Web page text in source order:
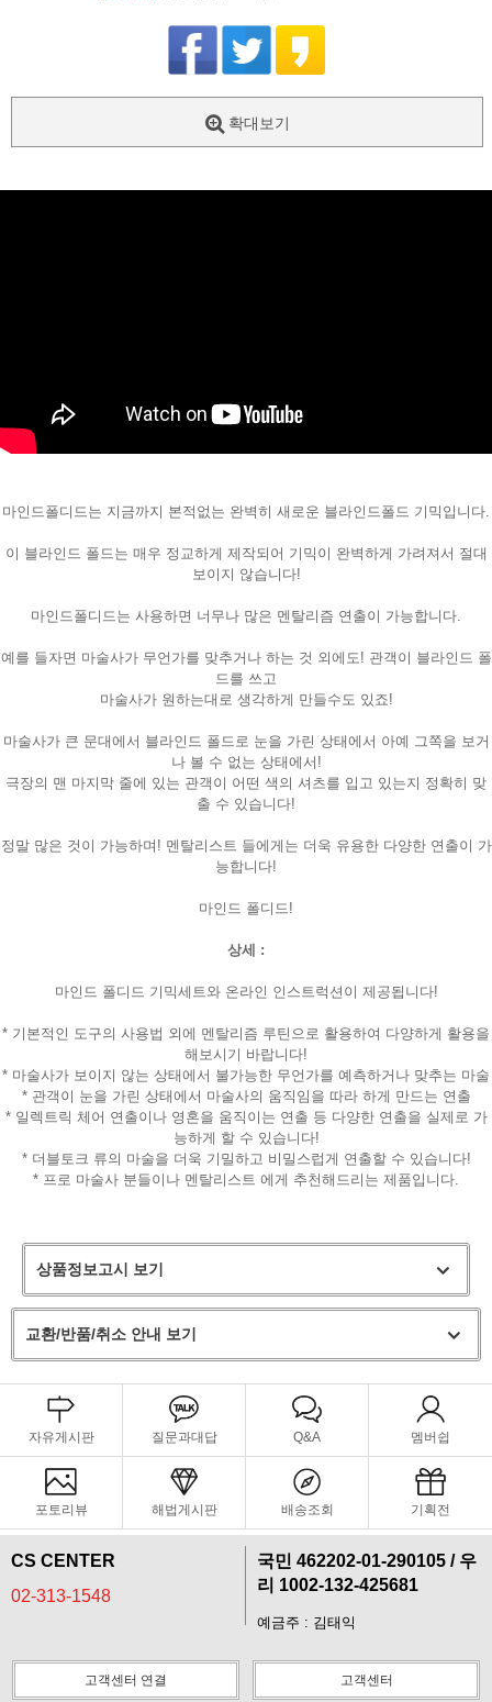
구매
확대보기
마인드폴디드는 지금까지 본적없는 완벽히 새로운 블라인드폴드 기믹입니다.
이 블라인드 폴드는 매우 정교하게 제작되어 기믹이 완벽하게 가려져서 절대
보이지 않습니다!
마인드폴디드는 사용하면 너무나 많은 멘탈리즘 연출이 가능합니다.
예를 들자면 마술사가 무언가를 맞추거나 하는 것 외에도! 관객이 블라인드 폴
드를 쓰고
마술사가 원하는대로 생각하게 만들수도 있죠!
마술사가 큰 문대에서 블라인드 폴드로 눈을 가린 상태에서 아예 그쪽을 보거
나 볼 수 없는 상태에서!
극장의 맨 마지막 줄에 있는 관객이 어떤 색의 셔츠를 입고 있는지 정확히 맞
출 수 있습니다!
정말 많은 것이 가능하며! 멘탈리스트 들에게는 더욱 유용한 다양한 연출이 가
능합니다!
마인드 폴디드!
상세 :
마인드 폴디드 기믹세트와 온라인 인스트럭션이 제공됩니다!
* 기본적인 도구의 사용법 외에 멘탈리즘 루틴으로 활용하여 다양하게 활용을
해보시기 바랍니다!
* 마술사가 보이지 않는 상태에서 불가능한 무언가를 예측하거나 맞추는 마술
* 관객이 눈을 가린 상태에서 마술사의 움직임을 따라 하게 만드는 연출
* 일렉트릭 체어 연출이나 영혼을 움직이는 연출 등 다양한 연출을 실제로 가
능하게 할 수 있습니다!
* 더블토크 류의 마술을 더욱 기밀하고 비밀스럽게 연출할 수 있습니다!
* 프로 마술사 분들이나 멘탈리스트 에게 추천해드리는 제품입니다.
상품정보고시 보기
교환/반품/취소 안내 보기
자유게시판 질문과대답 Q&A 멤버쉽
포토리뷰 해법게시판 배송조회 기획전
CS CENTER
02-313-1548
국민 462202-01-290105 / 우
리 1002-132-425681
예금주 : 김태익
고객센터 연결 고객센터